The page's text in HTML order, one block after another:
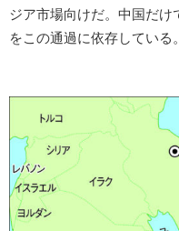
ジア市場向けだ。中国だけ
をこの通過に依存している。